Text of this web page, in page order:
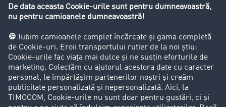
Restricții de circulație pentru autocamioane
Firma
Success Stories
Clienții aduc clienți